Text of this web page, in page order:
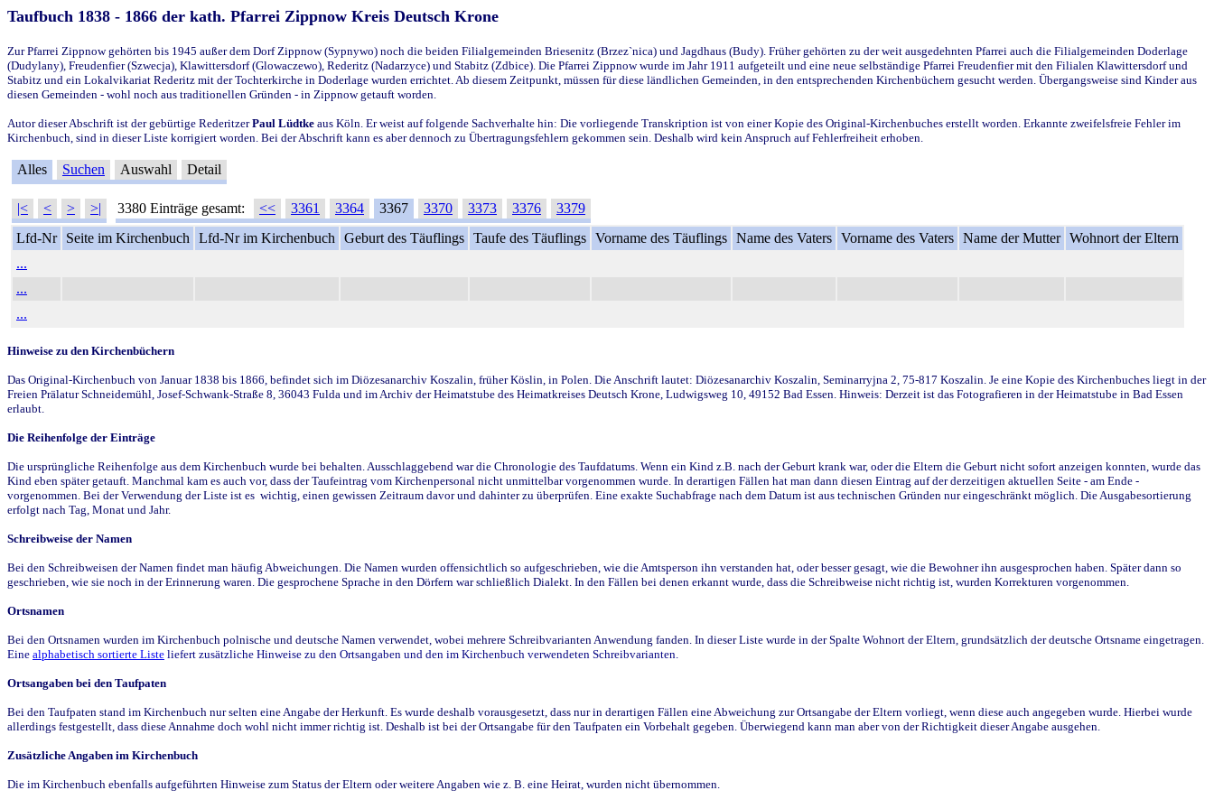
Taufbuch 1838 - 1866 der kath. Pfarrei Zippnow Kreis Deutsch Krone
Zur Pfarrei Zippnow gehörten bis 1945 außer dem Dorf Zippnow (Sypnywo) noch die beiden Filialgemeinden Briesenitz (Brzez`nica) und Jagdhaus (Budy). Früher gehörten zu der weit ausgedehnten Pfarrei auch die Filialgemeinden Doderlage
(Dudylany), Freudenfier (Szwecja), Klawittersdorf (Glowaczewo), Rederitz (Nadarzyce) und Stabitz (Zdbice). Die Pfarrei Zippnow wurde im Jahr 1911 aufgeteilt und eine neue selbständige Pfarrei Freudenfier mit den Filialen Klawittersdorf und
Stabitz und ein Lokalvikariat Rederitz mit der Tochterkirche in Doderlage wurden errichtet. Ab diesem Zeitpunkt, müssen für diese ländlichen Gemeinden, in den entsprechenden Kirchenbüchern gesucht werden. Übergangsweise sind Kinder aus
diesen Gemeinden - wohl noch aus traditionellen Gründen - in Zippnow getauft worden.
Autor dieser Abschrift ist der gebürtige RederitzerPaul Lüdtke aus Köln. Er weist auf folgende Sachverhalte hin: Die vorliegende Transkription ist von einer Kopie des Original-Kirchenbuches erstellt worden. Erkannte zweifelsfreie Fehler im
Kirchenbuch, sind in dieser Liste korrigiert worden. Bei der Abschrift kann es aber dennoch zu Übertragungsfehlern gekommen sein. Deshalb wird kein Anspruch auf Fehlerfreiheit erhoben.
Alles Suchen Auswahl Detail
|< < > >| 3380 Einträge gesamt: << 3361 3364 3367 3370 3373 3376
3379
Lfd-Nr
Seite im Kirchenbuch Lfd-Nr im Kirchenbuch Geburt des Täuflings Taufe des Täuflings Vorname des Täuflings Name des Vaters Vorname des Vaters Name der Mutter Wohnort der Eltern
...
...
...
Hinweise zu den Kirchenbüchern
Das Original-Kirchenbuch von Januar 1838 bis 1866, befindet sich im Diözesanarchiv Koszalin, früher Köslin, in Polen. Die Anschrift lautet: Diözesanarchiv Koszalin, Seminarryjna 2, 75-817 Koszalin. Je eine Kopie des Kirchenbuches liegt in der
Freien Prälatur Schneidemühl, Josef-Schwank-Straße 8, 36043 Fulda und im Archiv der Heimatstube des Heimatkreises Deutsch Krone, Ludwigsweg 10, 49152 Bad Essen. Hinweis: Derzeit ist das Fotografieren in der Heimatstube in Bad Essen
erlaubt.
Die Reihenfolge der Einträge
Die ursprüngliche Reihenfolge aus dem Kirchenbuch wurde bei behalten. Ausschlaggebend war die Chronologie des Taufdatums. Wenn ein Kind z.B. nach der Geburt krank war, oder die Eltern die Geburt nicht sofort anzeigen konnten, wurde das
Kind eben später getauft. Manchmal kam es auch vor, dass der Taufeintrag vom Kirchenpersonal nicht unmittelbar vorgenommen wurde. In derartigen Fällen hat man dann diesen Eintrag auf der derzeitigen aktuellen Seite - am Ende -
vorgenommen. Bei der Verwendung der Liste ist es wichtig, einen gewissen Zeitraum davor und dahinter zu überprüfen. Eine exakte Suchabfrage nach dem Datum ist aus technischen Gründen nur eingeschränkt möglich. Die Ausgabesortierung
erfolgt nach Tag, Monat und Jahr.
Schreibweise der Namen
Bei den Schreibweisen der Namen findet man häufig Abweichungen. Die Namen wurden offensichtlich so aufgeschrieben, wie die Amtsperson ihn verstanden hat, oder besser gesagt, wie die Bewohner ihn ausgesprochen haben. Später dann so
geschrieben, wie sie noch in der Erinnerung waren. Die gesprochene Sprache in den Dörfern war schließlich Dialekt. In den Fällen bei denen erkannt wurde, dass die Schreibweise nicht richtig ist, wurden Korrekturen vorgenommen.
Ortsnamen
Bei den Ortsnamen wurden im Kirchenbuch polnische und deutsche Namen verwendet, wobei mehrere Schreibvarianten Anwendung fanden. In dieser Liste wurde in der Spalte Wohnort der Eltern, grundsätzlich der deutsche Ortsname eingetragen.
Eine alphabetisch sortierte Liste liefert zusätzliche Hinweise zu den Ortsangaben und den im Kirchenbuch verwendeten Schreibvarianten.
Ortsangaben bei den Taufpaten
Bei den Taufpaten stand im Kirchenbuch nur selten eine Angabe der Herkunft. Es wurde deshalb vorausgesetzt, dass nur in derartigen Fällen eine Abweichung zur Ortsangabe der Eltern vorliegt, wenn diese auch angegeben wurde. Hierbei wurde
allerdings festgestellt, dass diese Annahme doch wohl nicht immer richtig ist. Deshalb ist bei der Ortsangabe für den Taufpaten ein Vorbehalt gegeben. Überwiegend kann man aber von der Richtigkeit dieser Angabe ausgehen.
Zusätzliche Angaben im Kirchenbuch
Die im Kirchenbuch ebenfalls aufgeführten Hinweise zum Status der Eltern oder weitere Angaben wie z. B. eine Heirat, wurden nicht übernommen.